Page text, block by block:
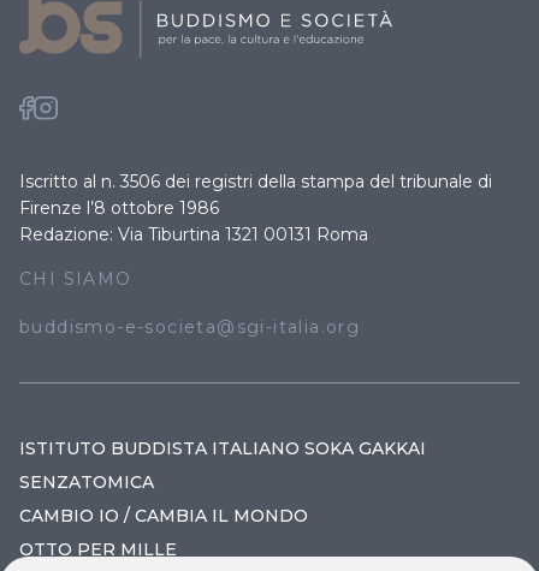
Iscritto al n. 3506 dei registri della stampa del tribunale di
Firenze l’8 ottobre 1986
Redazione: Via Tiburtina 1321 00131 Roma
CHI SIAMO
buddismo-e-societa@sgi-italia.org
ISTITUTO BUDDISTA ITALIANO SOKA GAKKAI
SENZATOMICA
CAMBIO IO / CAMBIA IL MONDO
OTTO PER MILLE